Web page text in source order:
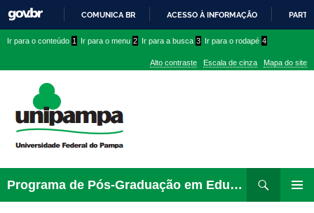
PARA
CONTEÚDO
COMUNICA BR ACESSO À INFORMAÇÃO
conteúdo
menu
superior
menu
Ir para o conteúdo 1 Ir para o menu 2 Ir para a busca 3 Ir para o rodapé 4
Alto contraste Escala de cinza Mapa do site
Programa de Pós-Graduação em Educação – PPGEdu
para